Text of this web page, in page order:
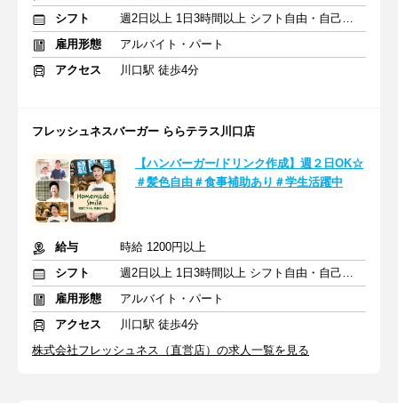
シフト
週2日以上 1日3時間以上 シフト自由・自己申告
雇用形態
アルバイト・パート
アクセス
川口駅 徒歩4分
フレッシュネスバーガー ららテラス川口店
【ハンバーガー/ドリンク作成】週２日OK☆
＃髪色自由＃食事補助あり＃学生活躍中
給与
時給 1200円以上
シフト
週2日以上 1日3時間以上 シフト自由・自己申告
雇用形態
アルバイト・パート
アクセス
川口駅 徒歩4分
株式会社フレッシュネス（直営店）の求人一覧を見る